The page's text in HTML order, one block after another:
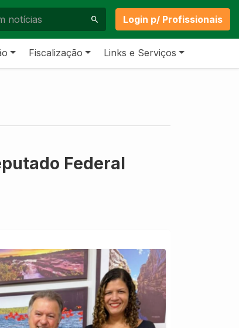
Login p/ Profissionais
Fiscalização Links e Serviços
Federal